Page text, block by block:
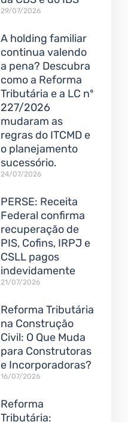
29/07/2026
A holding familiar
continua valendo
a pena? Descubra
como a Reforma
Tributária e a LC nº
227/2026
mudaram as
regras do ITCMD e
o planejamento
sucessório.
24/07/2026
PERSE: Receita
Federal confirma
recuperação de
PIS, Cofins, IRPJ e
CSLL pagos
indevidamente
21/07/2026
Reforma Tributária
na Construção
Civil: O Que Muda
para Construtoras
e Incorporadoras?
16/07/2026
Reforma
Tributária: